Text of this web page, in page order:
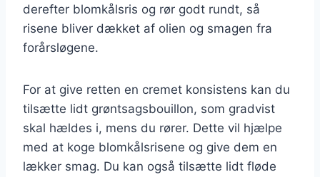
derefter blomkålsris og rør godt rundt, så
risene bliver dækket af olien og smagen fra
forårsløgene.
For at give retten en cremet konsistens kan du
tilsætte lidt grøntsagsbouillon, som gradvist
skal hældes i, mens du rører. Dette vil hjælpe
med at koge blomkålsrisene og give dem en
lækker smag. Du kan også tilsætte lidt fløde